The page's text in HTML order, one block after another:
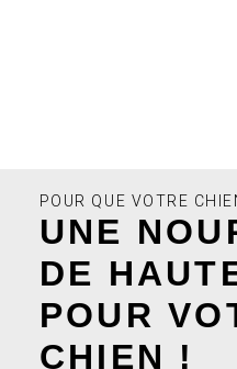
POUR QUE VOTRE
UNE
DE
POUR
CHIEN !